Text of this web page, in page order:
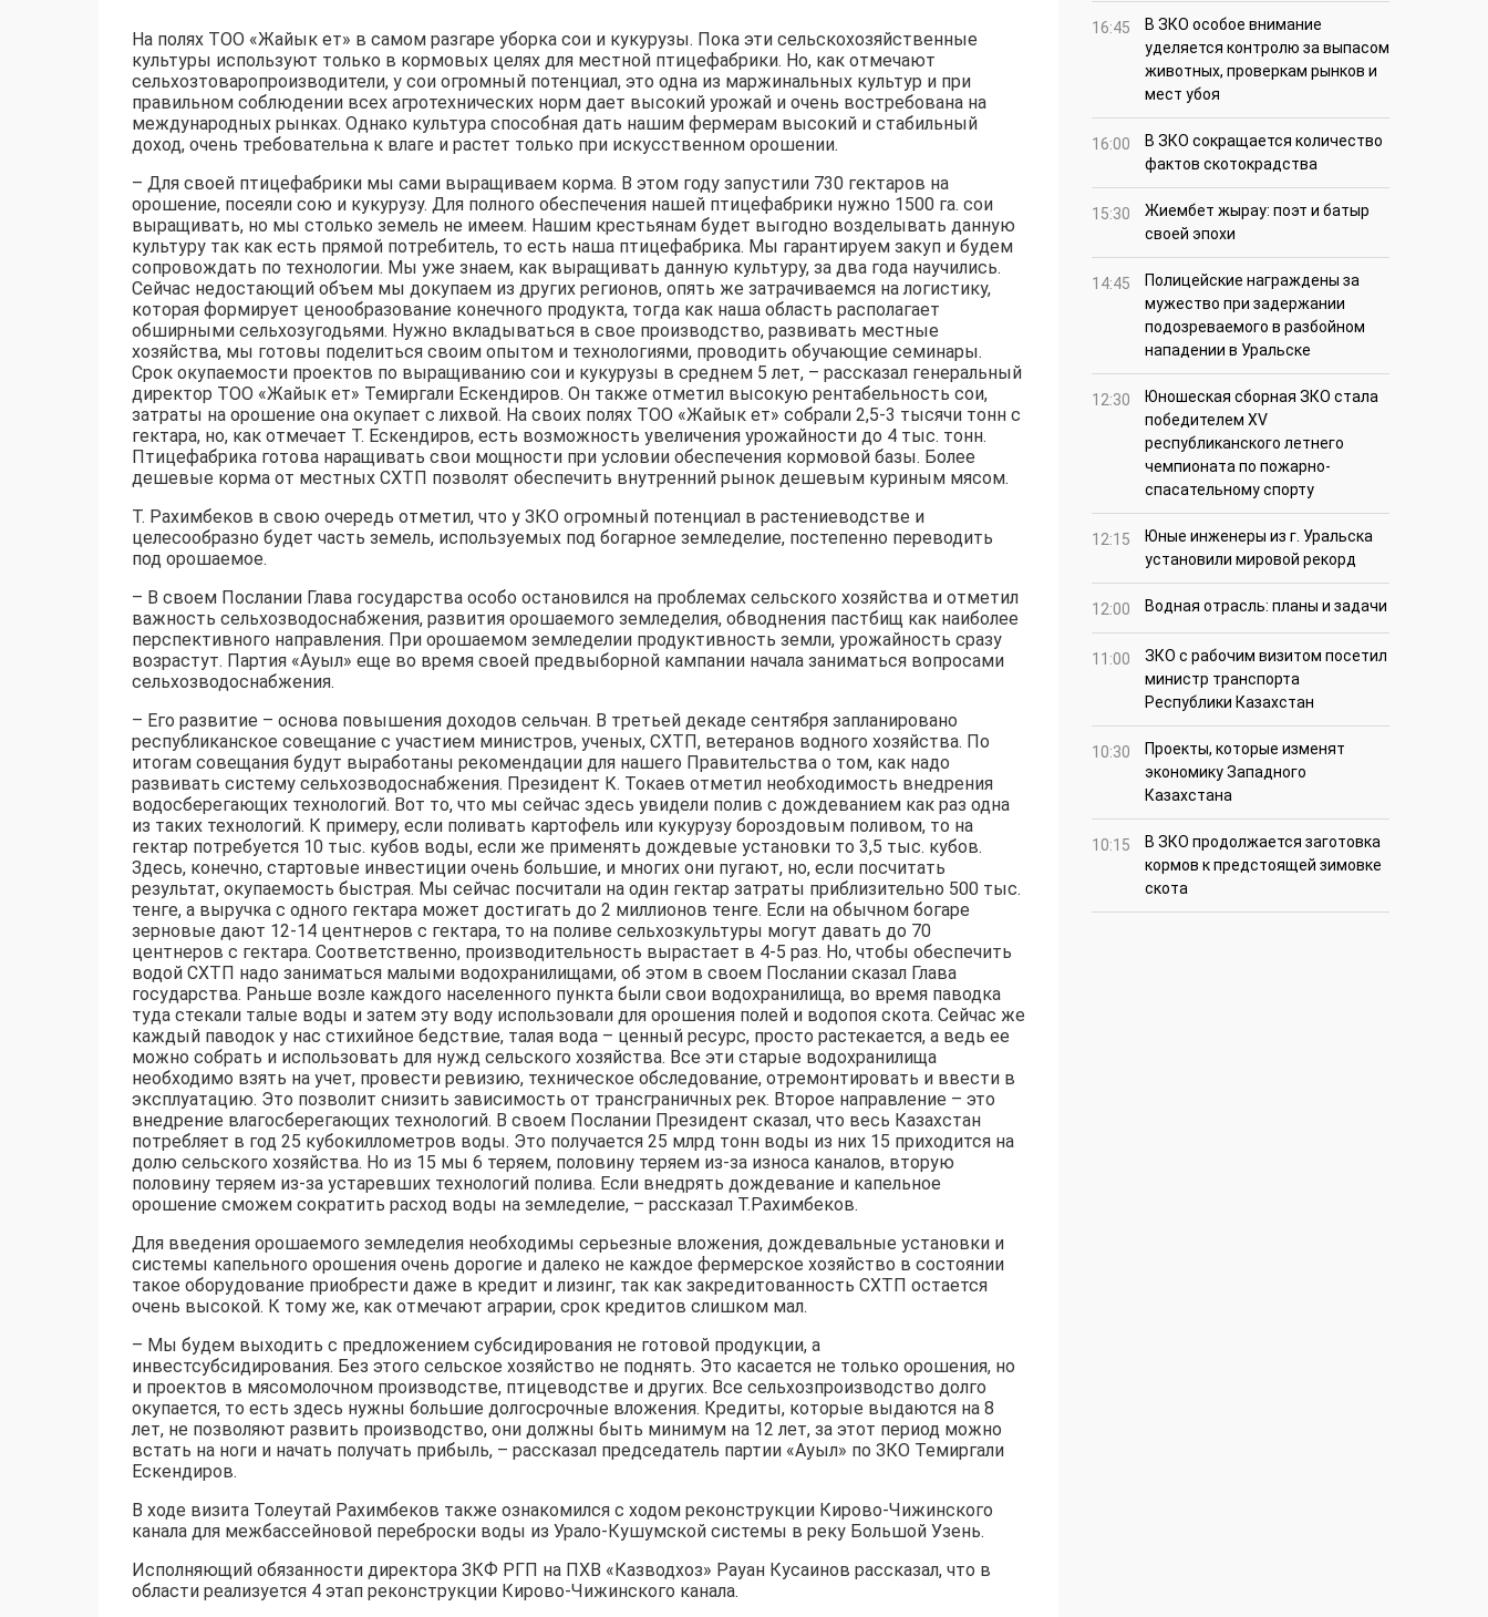
На полях ТОО «Жайык ет» в самом разгаре уборка сои и кукурузы. Пока эти сельскохозяйственные
культуры используют только в кормовых целях для местной птицефабрики. Но, как отмечают
сельхозтоваропроизводители, у сои огромный потенциал, это одна из маржинальных культур и при
правильном соблюдении всех агротехнических норм дает высокий урожай и очень востребована на
международных рынках. Однако культура способная дать нашим фермерам высокий и стабильный
доход, очень требовательна к влаге и растет только при искусственном орошении.
– Для своей птицефабрики мы сами выращиваем корма. В этом году запустили 730 гектаров на
орошение, посеяли сою и кукурузу. Для полного обеспечения нашей птицефабрики нужно 1500 га. сои
выращивать, но мы столько земель не имеем. Нашим крестьянам будет выгодно возделывать данную
культуру так как есть прямой потребитель, то есть наша птицефабрика. Мы гарантируем закуп и будем
сопровождать по технологии. Мы уже знаем, как выращивать данную культуру, за два года научились.
Сейчас недостающий объем мы докупаем из других регионов, опять же затрачиваемся на логистику,
которая формирует ценообразование конечного продукта, тогда как наша область располагает
обширными сельхозугодьями. Нужно вкладываться в свое производство, развивать местные
хозяйства, мы готовы поделиться своим опытом и технологиями, проводить обучающие семинары.
Срок окупаемости проектов по выращиванию сои и кукурузы в среднем 5 лет, – рассказал генеральный
директор ТОО «Жайык ет» Темиргали Ескендиров. Он также отметил высокую рентабельность сои,
затраты на орошение она окупает с лихвой. На своих полях ТОО «Жайык ет» собрали 2,5-3 тысячи тонн с
гектара, но, как отмечает Т. Ескендиров, есть возможность увеличения урожайности до 4 тыс. тонн.
Птицефабрика готова наращивать свои мощности при условии обеспечения кормовой базы. Более
дешевые корма от местных СХТП позволят обеспечить внутренний рынок дешевым куриным мясом.
Т. Рахимбеков в свою очередь отметил, что у ЗКО огромный потенциал в растениеводстве и
целесообразно будет часть земель, используемых под богарное земледелие, постепенно переводить
под орошаемое.
– В своем Послании Глава государства особо остановился на проблемах сельского хозяйства и отметил
важность сельхозводоснабжения, развития орошаемого земледелия, обводнения пастбищ как наиболее
перспективного направления. При орошаемом земледелии продуктивность земли, урожайность сразу
возрастут. Партия «Ауыл» еще во время своей предвыборной кампании начала заниматься вопросами
сельхозводоснабжения.
– Его развитие – основа повышения доходов сельчан. В третьей декаде сентября запланировано
республиканское совещание с участием министров, ученых, СХТП, ветеранов водного хозяйства. По
итогам совещания будут выработаны рекомендации для нашего Правительства о том, как надо
развивать систему сельхозводоснабжения. Президент К. Токаев отметил необходимость внедрения
водосберегающих технологий. Вот то, что мы сейчас здесь увидели полив с дождеванием как раз одна
из таких технологий. К примеру, если поливать картофель или кукурузу бороздовым поливом, то на
гектар потребуется 10 тыс. кубов воды, если же применять дождевые установки то 3,5 тыс. кубов.
Здесь, конечно, стартовые инвестиции очень большие, и многих они пугают, но, если посчитать
результат, окупаемость быстрая. Мы сейчас посчитали на один гектар затраты приблизительно 500 тыс.
тенге, а выручка с одного гектара может достигать до 2 миллионов тенге. Если на обычном богаре
зерновые дают 12-14 центнеров с гектара, то на поливе сельхозкультуры могут давать до 70
центнеров с гектара. Соответственно, производительность вырастает в 4-5 раз. Но, чтобы обеспечить
водой СХТП надо заниматься малыми водохранилищами, об этом в своем Послании сказал Глава
государства. Раньше возле каждого населенного пункта были свои водохранилища, во время паводка
туда стекали талые воды и затем эту воду использовали для орошения полей и водопоя скота. Сейчас же
каждый паводок у нас стихийное бедствие, талая вода – ценный ресурс, просто растекается, а ведь ее
можно собрать и использовать для нужд сельского хозяйства. Все эти старые водохранилища
необходимо взять на учет, провести ревизию, техническое обследование, отремонтировать и ввести в
эксплуатацию. Это позволит снизить зависимость от трансграничных рек. Второе направление – это
внедрение влагосберегающих технологий. В своем Послании Президент сказал, что весь Казахстан
потребляет в год 25 кубокиллометров воды. Это получается 25 млрд тонн воды из них 15 приходится на
долю сельского хозяйства. Но из 15 мы 6 теряем, половину теряем из-за износа каналов, вторую
половину теряем из-за устаревших технологий полива. Если внедрять дождевание и капельное
орошение сможем сократить расход воды на земледелие, – рассказал Т.Рахимбеков.
Для введения орошаемого земледелия необходимы серьезные вложения, дождевальные установки и
системы капельного орошения очень дорогие и далеко не каждое фермерское хозяйство в состоянии
такое оборудование приобрести даже в кредит и лизинг, так как закредитованность СХТП остается
очень высокой. К тому же, как отмечают аграрии, срок кредитов слишком мал.
– Мы будем выходить с предложением субсидирования не готовой продукции, а
инвестсубсидирования. Без этого сельское хозяйство не поднять. Это касается не только орошения, но
и проектов в мясомолочном производстве, птицеводстве и других. Все сельхозпроизводство долго
окупается, то есть здесь нужны большие долгосрочные вложения. Кредиты, которые выдаются на 8
лет, не позволяют развить производство, они должны быть минимум на 12 лет, за этот период можно
встать на ноги и начать получать прибыль, – рассказал председатель партии «Ауыл» по ЗКО Темиргали
Ескендиров.
В ходе визита Толеутай Рахимбеков также ознакомился с ходом реконструкции Кирово-Чижинского
канала для межбассейновой переброски воды из Урало-Кушумской системы в реку Большой Узень.
Исполняющий обязанности директора ЗКФ РГП на ПХВ «Казводхоз» Рауан Кусаинов рассказал, что в
области реализуется 4 этап реконструкции Кирово-Чижинского канала.
16:45
В ЗКО особое внимание
уделяется контролю за выпасом
животных, проверкам рынков и
мест убоя
16:00
В ЗКО сокращается количество
фактов скотокрадства
15:30
Жиембет жырау: поэт и батыр
своей эпохи
14:45
Полицейские награждены за
мужество при задержании
подозреваемого в разбойном
нападении в Уральске
12:30
Юношеская сборная ЗКО стала
победителем XV
республиканского летнего
чемпионата по пожарно-
спасательному спорту
12:15
Юные инженеры из г. Уральска
установили мировой рекорд
12:00 Водная отрасль: планы и задачи
11:00
ЗКО с рабочим визитом посетил
министр транспорта
Республики Казахстан
10:30
Проекты, которые изменят
экономику Западного
Казахстана
10:15
В ЗКО продолжается заготовка
кормов к предстоящей зимовке
скота